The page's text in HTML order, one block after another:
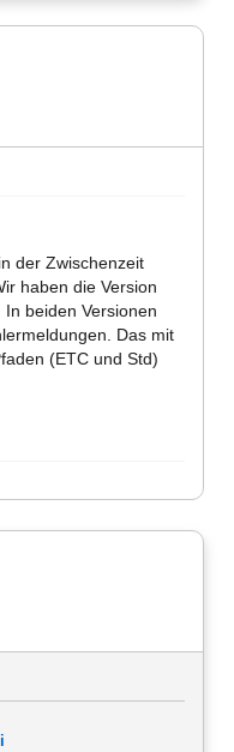
der Zwischenzeit
haben die Version
beiden Versionen
Das mit
(ETC und Std)